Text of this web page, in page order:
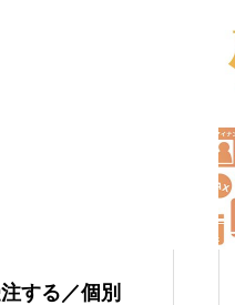
する／個別